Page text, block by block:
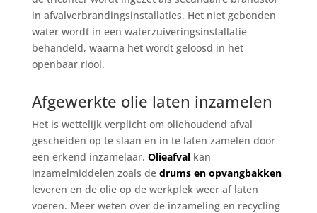
in afvalverbrandingsinstallaties. Het niet gebonden
water wordt in een waterzuiveringsinstallatie
behandeld, waarna het wordt geloosd in het
openbaar riool.
Afgewerkte olie laten inzamelen
Het is wettelijk verplicht om oliehoudend afval
gescheiden op te slaan en in te laten zamelen door
een erkend inzamelaar. Olieafval kan
inzamelmiddelen zoals de drums en opvangbakken
leveren en de olie op de werkplek weer af laten
voeren. Meer weten over de inzameling en recycling